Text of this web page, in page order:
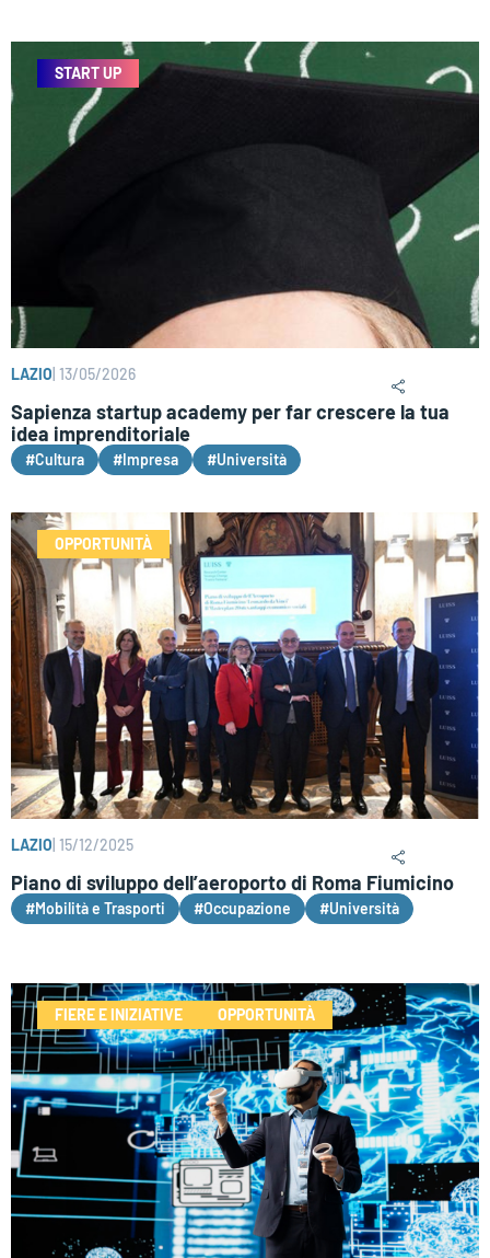
START UP
LAZIO 13/05/2026
Sapienza startup academy per far crescere la tua
idea imprenditoriale
#Cultura #Impresa #Università
OPPORTUNITÀ
LAZIO 15/12/2025
Piano di sviluppo dell’aeroporto di Roma Fiumicino
#Mobilità e Trasporti #Occupazione #Università
FIERE E INIZIATIVE OPPORTUNITÀ